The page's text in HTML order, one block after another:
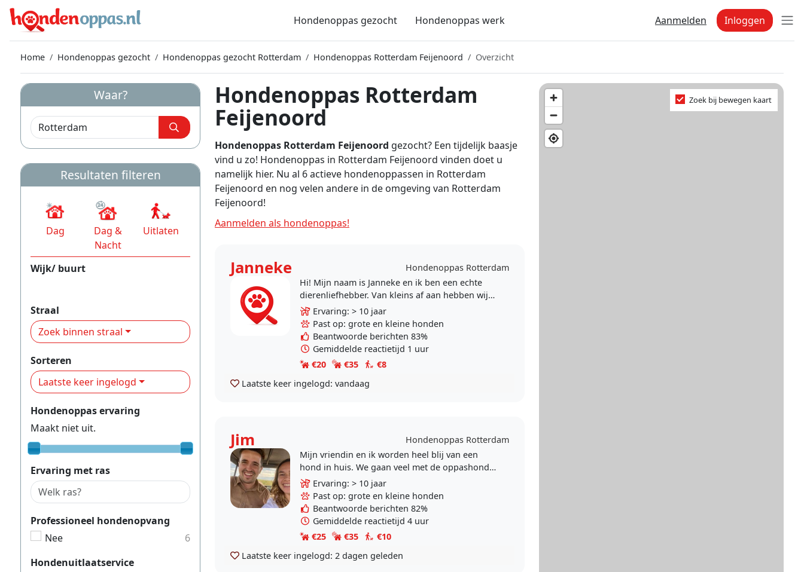
Hondenoppas gezocht Hondenoppas werk Aanmelden Inloggen
Home Hondenoppas gezocht Hondenoppas gezocht Rotterdam Hondenoppas Rotterdam Feijenoord Overzicht
Hondenoppas Rotterdam
Feijenoord
Hondenoppas Rotterdam Feijenoord gezocht? Een tijdelijk baasje
vind u zo! Hondenoppas in Rotterdam Feijenoord vinden doet u
namelijk hier. Nu al 6 actieve hondenoppassen in Rotterdam
Feijenoord en nog velen andere in de omgeving van Rotterdam
Feijenoord!
Aanmelden als hondenoppas!
Janneke
Hondenoppas Rotterdam
Hi! Mijn naam is Janneke en ik ben een echte
dierenliefhebber. Van kleins af aan hebben wij
thuis altijd honden gehad en toen ik ging
studeren paste..
Ervaring: > 10 jaar
Past op: grote en kleine honden
Beantwoorde berichten 83%
Gemiddelde reactietijd 1 uur
€20
€35
€8
Laatste keer ingelogd: vandaag
Jim
Hondenoppas Rotterdam
Mijn vriendin en ik worden heel blij van een
hond in huis. We gaan veel met de oppashond
naar buiten en vinden het leuk om met ze te
spelen. Op deze..
Ervaring: > 10 jaar
Past op: grote en kleine honden
Beantwoorde berichten 82%
Gemiddelde reactietijd 4 uur
€25
€35
€10
Laatste keer ingelogd: 2 dagen geleden
Zoek bij bewegen kaart
Waar?
Resultaten filteren
Dag
Dag &
Nacht
Uitlaten
Wijk/ buurt
Straal
Zoek binnen straal
Sorteren
Laatste keer ingelogd
Hondenoppas ervaring
Maakt niet uit.
Ervaring met ras
Professioneel hondenopvang
Nee
6
Hondenuitlaatservice